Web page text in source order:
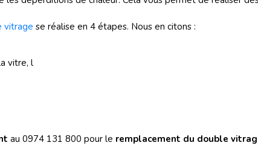
vitrage se réalise en 4 étapes. Nous en citons :
vitre, l
au 0974 131 800 pour le remplacement du double